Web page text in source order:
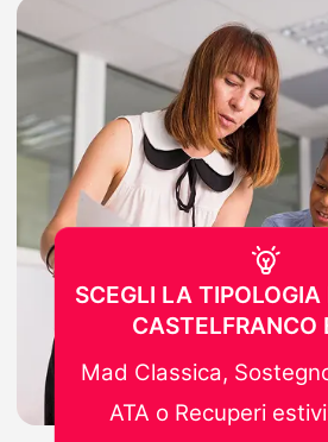
SCEGLI LA TIPOLOGIA
CASTELFRANCO
Mad Classica,
ATA o Recuperi